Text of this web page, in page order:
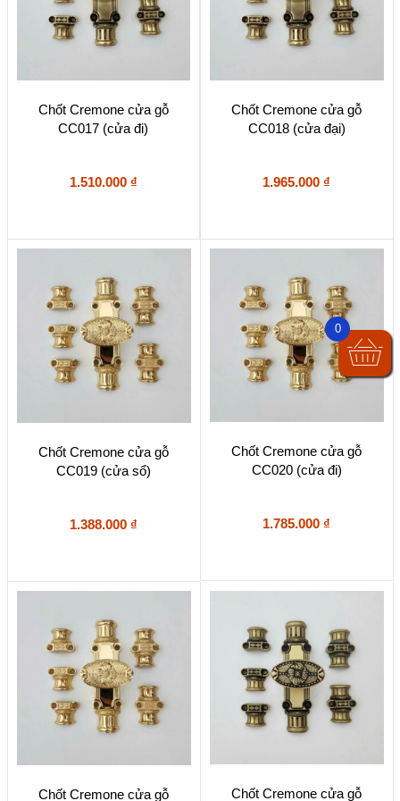
Chốt Cremone cửa gỗ
CC017 (cửa đi)
1.510.000 ₫
Chốt Cremone cửa gỗ
CC018 (cửa đại)
1.965.000 ₫
Chốt Cremone cửa gỗ
CC019 (cửa sổ)
1.388.000 ₫
Chốt Cremone cửa gỗ
CC020 (cửa đi)
1.785.000 ₫
Chốt Cremone cửa gỗ Chốt Cremone cửa gỗ
0